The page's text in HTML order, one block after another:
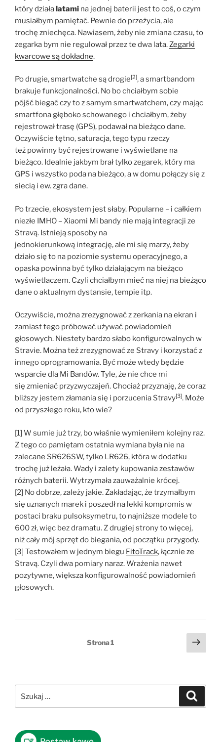
który działalatami na jednej baterii jest to coś, o czym
musiałbym pamiętać. Pewnie do przeżycia, ale
trochę zniechęca. Nawiasem, żeby nie zmiana czasu, to
zegarka bym nie regulował przez te dwa lata.Zegarki
kwarcowe są dokładne.
Po drugie, smartwatche są drogie[2], a smartbandom
brakuje funkcjonalności. No bo chciałbym sobie
pójść biegać czy to z samym smartwatchem, czy mając
smartfona głęboko schowanego i chciałbym, żeby
rejestrował trasę (GPS), podawał na bieżąco dane.
Oczywiście tętno, saturacja, tego typu rzeczy
też powinny być rejestrowane i wyświetlane na
bieżąco. Idealnie jakbym brał tylko zegarek, który ma
GPS i wszystko poda na bieżąco, a w domu połączy się z
siecią i ew. zgra dane.
Po trzecie, ekosystem jest słaby. Popularne – i całkiem
niezłe IMHO – Xiaomi Mi bandy nie mają integracji ze
Stravą. Istnieją sposoby na
jednokierunkową integrację, ale mi się marzy, żeby
działo się to na poziomie systemu operacyjnego, a
opaska powinna być tylko działającym na bieżąco
wyświetlaczem. Czyli chciałbym mieć na niej na bieżąco
dane o aktualnym dystansie, tempie itp.
Oczywiście, można zrezygnować z zerkania na ekran i
zamiast tego próbować używać powiadomień
głosowych. Niestety bardzo słabo konfigurowalnych w
Stravie. Można też zrezygnować ze Stravy i korzystać z
innego oprogramowania. Być może wtedy będzie
wsparcie dla Mi Bandów. Tyle, że nie chce mi
się zmieniać przyzwyczajeń. Chociaż przyznaję, że coraz
bliższy jestem złamania się i porzucenia Stravy[3]. Może
od przyszłego roku, kto wie?
[1] W sumie już trzy, bo właśnie wymieniłem kolejny raz.
Z tego co pamiętam ostatnia wymiana była nie na
zalecane SR626SW, tylko LR626, która w dodatku
trochę już leżała. Wady i zalety kupowania zestawów
różnych baterii. Wytrzymała zauważalnie krócej.
[2] No dobrze, zależy jakie. Zakładając, że trzymałbym
się uznanych marek i poszedł na lekki kompromis w
postaci braku pulsoksymetru, to najniższe modele to
600 zł, więc bez dramatu. Z drugiej strony to więcej,
niż cały mój sprzęt do biegania, od początku przygody.
[3] Testowałem w jednym biegu FitoTrack, łącznie ze
Stravą. Czyli dwa pomiary naraz. Wrażenia nawet
pozytywne, większa konfigurowalność powiadomień
głosowych.
Strona1